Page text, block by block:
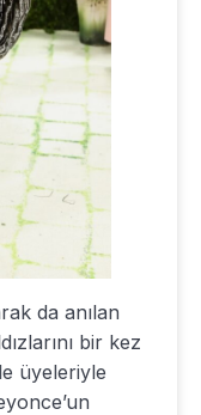
da anılan
bir kez
üyeleriyle